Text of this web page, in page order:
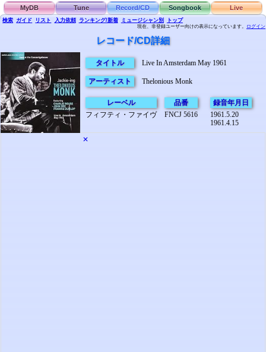
MyDB Tune Record/CD Songbook Live
検索 ガイド リスト 入力依頼 ランキング/新着 ミュージシャン別 トップ
現在、非登録ユーザー向けの表示になっています。 ログイン
レコード/CD詳細
タイトル Live In Amsterdam May 1961
アーティスト Thelonious Monk
レーベル
フィフティ・ファイヴ
品番
FNCJ 5616
録音年月日
1961.5.20
1961.4.15
✕